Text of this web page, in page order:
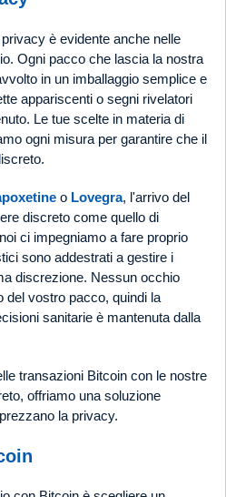
è evidente anche nelle
Ogni pacco che lascia la nostra
in un imballaggio semplice e
appariscenti o segni rivelatori
Le tue scelte in materia di
ogni misura per garantire che il
o Lovegra, l'arrivo del
discreto come quello di
ci impegniamo a fare proprio
sono addestrati a gestire i
discrezione. Nessun occhio
del vostro pacco, quindi la
sanitarie è mantenuta dalla
transazioni Bitcoin con le nostre
offriamo una soluzione
la privacy.